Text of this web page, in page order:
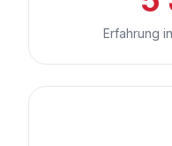
Erfahrung